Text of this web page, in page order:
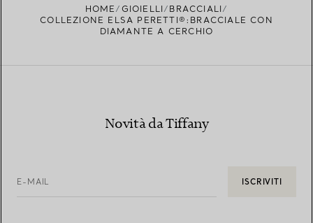
HOME GIOIELLI
BRACCIALI
COLLEZIONE ELSA PERETTI®:BRACCIALE CON
DIAMANTE A CERCHIO
Novità da Tiffany
E-MAIL ISCRIVITI